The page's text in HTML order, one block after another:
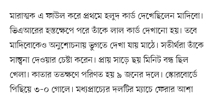
মারাত্মক এ ফাউল করে প্রথমে হলুদ কার্ড দেখেছিলেন মাদিবো।
ভিএআরের হস্তক্ষেপে পরে তাঁকে লাল কার্ড দেখানো হয়। তবে
মাদিবোকেও অনুশোচনায় ভুগতে দেখা যায় মাঠে। সতীর্থরা তাঁকে
সান্ত্বনা দেওয়ার চেষ্টা করেন। প্রায় সাড়ে ছয় মিনিট বন্ধ ছিল
খেলা। কাতার ততক্ষণে পরিণত হয় ৯ জনের দলে। স্কোরবোর্ডে
পিছিয়ে ৩–০ গোলে। মধ্যপ্রাচ্যের দলটির ম্যাচে ফেরার আশা